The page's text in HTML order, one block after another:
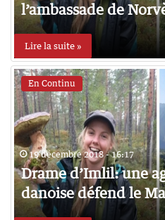
l’ambassade de
Lire la suite »
En Continu
19 décembre 2018 - 16:17
Drame d’Imlil: une
danoise défend le